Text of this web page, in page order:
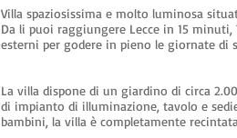
Villa spaziosissima e molto luminosa
Da li puoi raggiungere Lecce in 15
esterni per godere in pieno le giornate di
La villa dispone di un giardino di circa
di impianto di illuminazione, tavolo e
bambini, la villa è completamente